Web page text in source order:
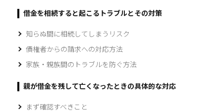
借金を相続すると起こるトラブルとその対策
知らぬ間に相続してしまうリスク
債権者からの請求への対応方法
家族・親族間のトラブルを防ぐ方法
親が借金を残して亡くなったときの具体的な対応
まず確認すべきこと